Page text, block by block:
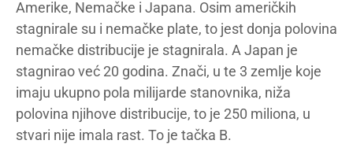
Amerike, Nemačke i Japana. Osim američkih
stagnirale su i nemačke plate, to jest donja polovina
nemačke distribucije je stagnirala. A Japan je
stagnirao već 20 godina. Znači, u te 3 zemlje koje
imaju ukupno pola milijarde stanovnika, niža
polovina njihove distribucije, to je 250 miliona, u
stvari nije imala rast. To je tačka B.